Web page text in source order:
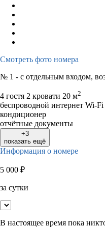
Смотреть фото номера
№ 1 - с отдельным входом,
4 гостя 2 кровати 20 м2
беспроводной интернет Wi-Fi
кондиционер
отчётные документы
+3
показать ещё
Информация о номере
5 000 ₽
за сутки
В настоящее время пока